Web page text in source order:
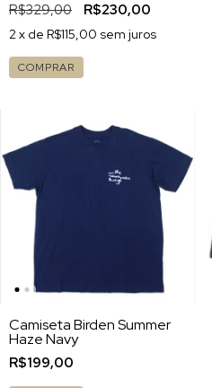
R$329,00 R$230,00
2x de R$115,00 sem juros
COMPRAR
Camiseta Birden Summer
Haze Navy
R$199,00